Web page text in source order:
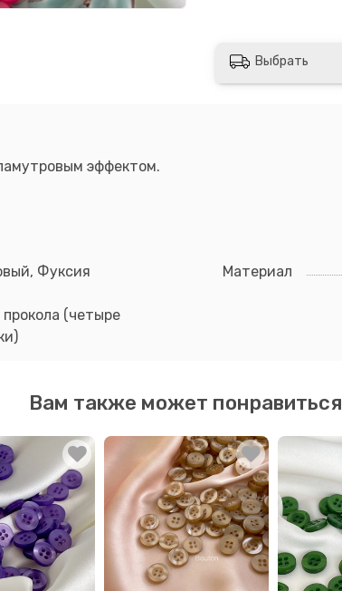
Выбрать
эффектом.
Фуксия Материал
прокола (четыре
Вам также может понравиться